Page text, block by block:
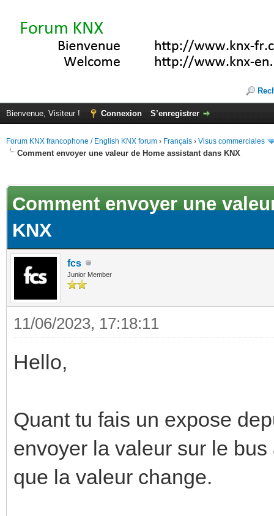
Bienvenue, Visiteur ! Connexion S’enregistrer
Forum KNX francophone / English KNX forum › Français › Visus commerciales
Comment envoyer une valeur de Home assistant dans KNX
Comment envoyer une
KNX
fcs
Junior Member
11/06/2023, 17:18:11
Hello,
Quant tu fais un expose
envoyer la valeur sur le
que la valeur change.